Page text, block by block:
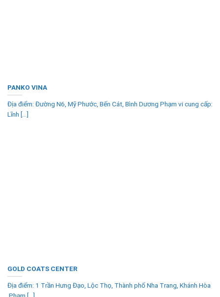
PANKO VINA
Địa điểm: Đường N6, Mỹ Phước, Bến Cát, Bình Dương Phạm vi cung cấp:
Lĩnh [...]
GOLD COATS CENTER
Địa điểm: 1 Trần Hưng Đạo, Lộc Thọ, Thành phố Nha Trang, Khánh Hòa